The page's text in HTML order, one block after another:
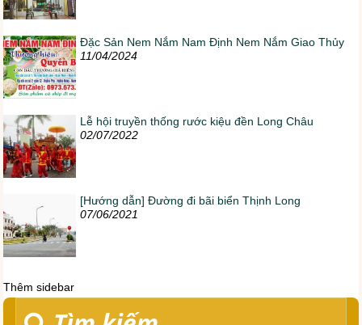
Đặc Sản Nem Nắm Nam Định Nem Nắm Giao Thủy
11/04/2024
Lễ hội truyền thống rước kiệu đền Long Châu
02/07/2022
[Hướng dẫn] Đường đi bãi biển Thịnh Long
07/06/2021
Thêm sidebar